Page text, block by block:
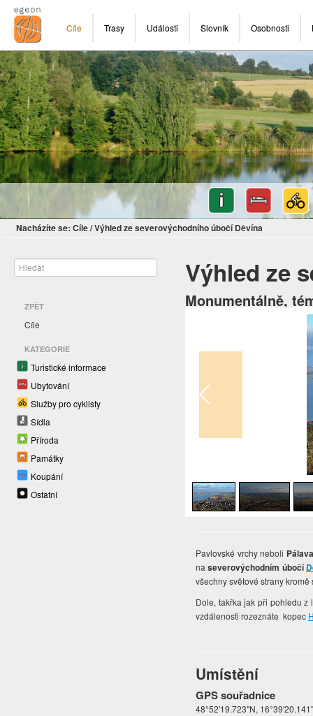
Cíle Trasy Události Slovník Osobnosti
Nacházíte se: Cíle/Výhled ze severovýchodního úbočí Děvína
ZPĚT
Cíle
KATEGORIE
Turistické informace
Ubytování
Služby pro cyklisty
Sídla
Příroda
Památky
Koupání
Ostatní
Výhled ze
Monumentálně,
Pavlovské vrchy neboli Pálava
naseverovýchodním úbočí
všechny světové strany
Dole, takřka jak při pohledu
vzdálenosti rozeznáte kopec
Umístění
GPS souřadnice
48°52'19.723"N,